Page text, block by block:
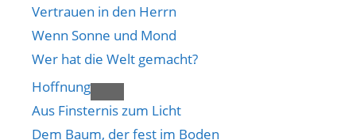
Vertrauen in den Herrn
Wenn Sonne und Mond
Wer hat die Welt gemacht?
Hoffnung
Aus Finsternis zum Licht
Dem Baum, der fest im Boden